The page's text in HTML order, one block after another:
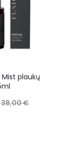
Mist plaukų
38,00€